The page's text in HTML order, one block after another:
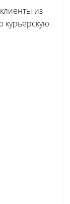
из
курьерскую